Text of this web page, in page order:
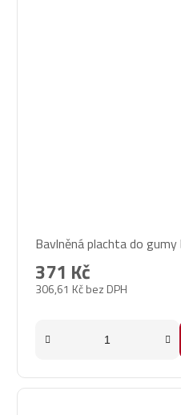
Bavlněná plachta do
306,61 Kč bez DPH
371 Kč